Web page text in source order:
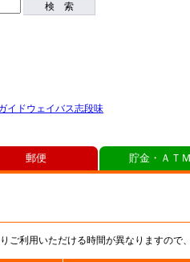
検 索
イドウェイバス志段味
ご利用いただける時間が異なりますので
郵便 貯金・ＡＴ